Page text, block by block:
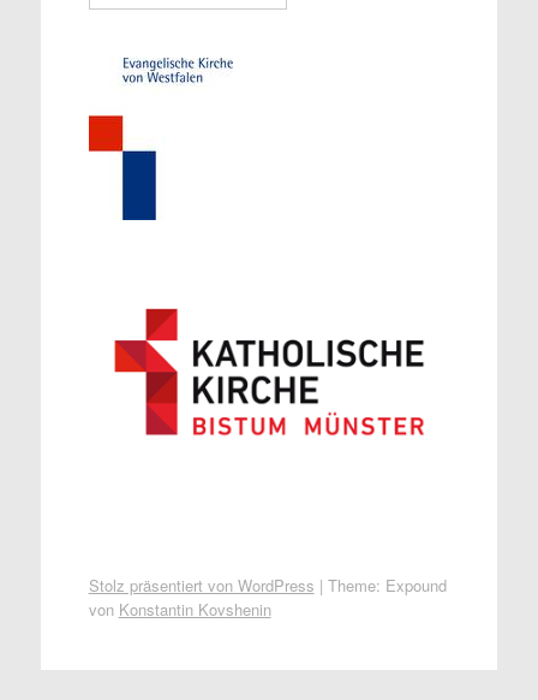
Stolz präsentiert von WordPress | Theme: Expound
von Konstantin Kovshenin